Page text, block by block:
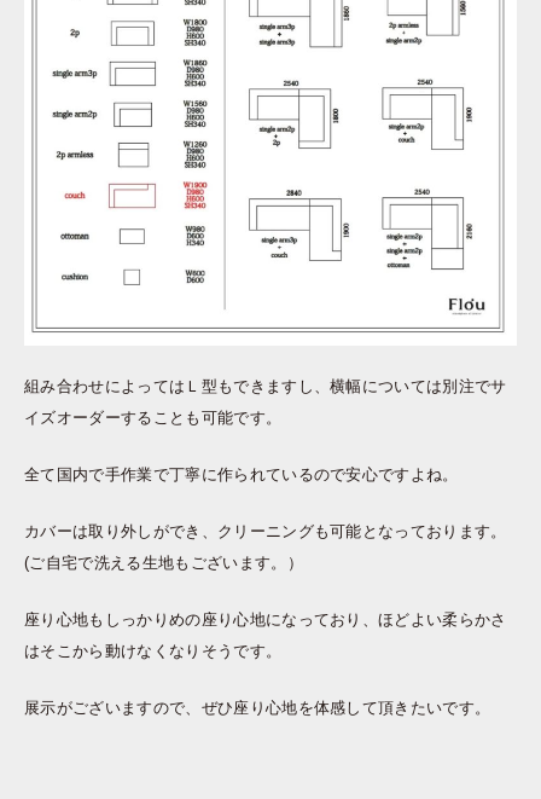
組み合わせによってはＬ型もできますし、横幅については別注でサ
イズオーダーすることも可能です。
全て国内で手作業で丁寧に作られているので安心ですよね。
カバーは取り外しができ、クリーニングも可能となっております。
(ご自宅で洗える生地もございます。）
座り心地もしっかりめの座り心地になっており、ほどよい柔らかさ
はそこから動けなくなりそうです。
展示がございますので、ぜひ座り心地を体感して頂きたいです。